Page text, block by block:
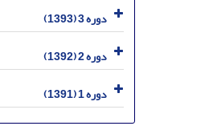
دوره 3 (1393)
دوره 2 (1392)
دوره 1 (1391)